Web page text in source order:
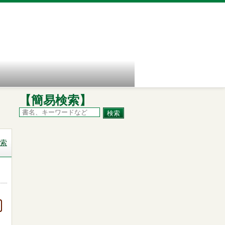
【簡易検索】